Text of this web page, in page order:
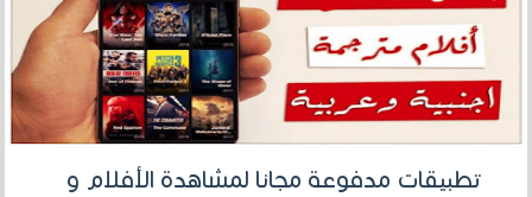
تطبيقات مدفوعة مجانا لمشاهدة الأفلام و